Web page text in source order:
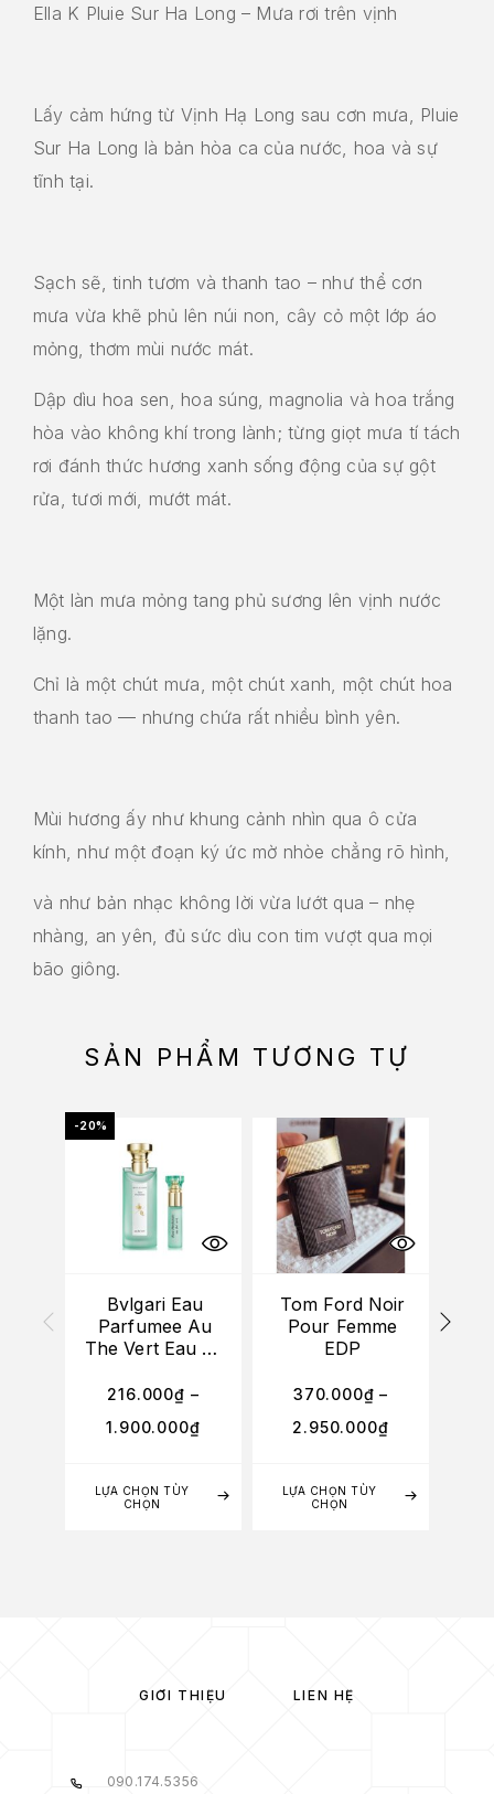
Ella K Pluie Sur Ha Long – Mưa rơi trên vịnh
Lấy cảm hứng từ Vịnh Hạ Long sau cơn mưa, Pluie
Sur Ha Long là bản hòa ca của nước, hoa và sự
tĩnh tại.
Sạch sẽ, tinh tươm và thanh tao – như thể cơn
mưa vừa khẽ phủ lên núi non, cây cỏ một lớp áo
mỏng, thơm mùi nước mát.
Dập dìu hoa sen, hoa súng, magnolia và hoa trắng
hòa vào không khí trong lành; từng giọt mưa tí tách
rơi đánh thức hương xanh sống động của sự gột
rửa, tươi mới, mướt mát.
Một làn mưa mỏng tang phủ sương lên vịnh nước
lặng.
Chỉ là một chút mưa, một chút xanh, một chút hoa
thanh tao — nhưng chứa rất nhiều bình yên.
Mùi hương ấy như khung cảnh nhìn qua ô cửa
kính, như một đoạn ký ức mờ nhòe chẳng rõ hình,
và như bản nhạc không lời vừa lướt qua – nhẹ
nhàng, an yên, đủ sức dìu con tim vượt qua mọi
bão giông.
SẢN PHẨM TƯƠNG TỰ
-20%
LỰA CHỌN TÙY
CHỌN
Bvlgari Eau
Parfumee Au
The Vert Eau De
216.000₫ –
1.900.000₫
LỰA CHỌN TÙY
CHỌN
Tom Ford Noir
Pour Femme
EDP
370.000₫ –
2.950.000₫
GIỚI THIỆU LIÊN HỆ
090.174.5356